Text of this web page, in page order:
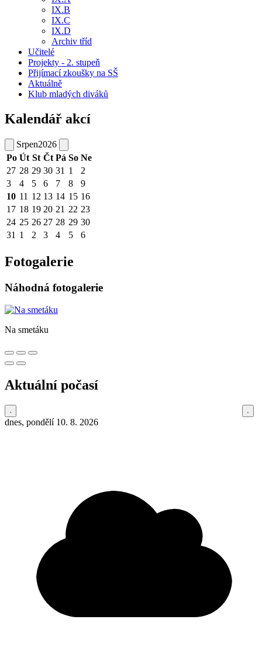
IX.B
IX.C
IX.D
Archiv tříd
Učitelé
Projekty - 2. stupeň
Přijímací zkoušky na SŠ
Aktuálně
Klub mladých diváků
Kalendář akcí
Srpen2026
Po Út St Čt Pá So Ne
27 28 29 30 31 1
2
3
4 5 6 7 8
9
10 11 12 13 14 15 16
17 18 19 20 21 22 23
24 25 26 27 28 29 30
31 1 2 3 4 5 6
Fotogalerie
Náhodná fotogalerie
Na smetáku
Aktuální počasí
dnes, pondělí 10. 8. 2026